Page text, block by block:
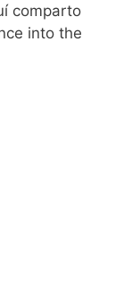
comparto
into the